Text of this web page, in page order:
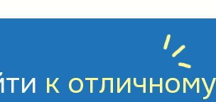
к отличному